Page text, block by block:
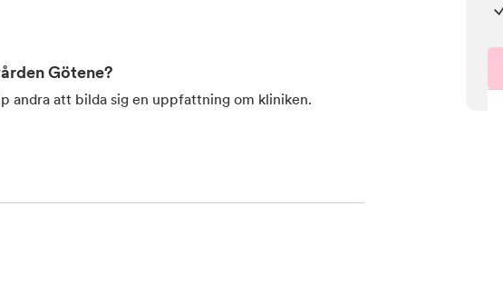
Götene?
andra att bilda sig en uppfattning om kliniken.